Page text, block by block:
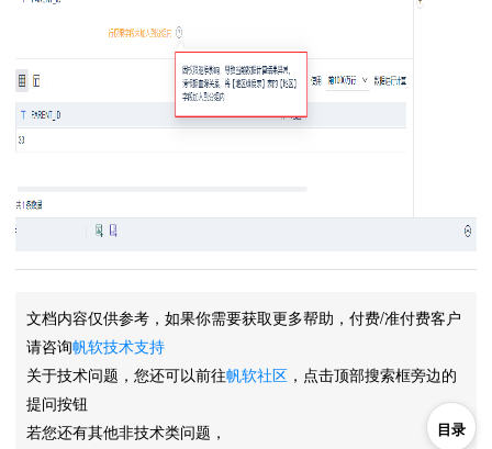
文档内容仅供参考，如果你需要获取更多帮助，付费/准付费客户
请咨询帆软技术支持
关于技术问题，您还可以前往帆软社区 ，点击顶部搜索框旁边的
提问按钮
若您还有其他非技术类问题，
目录